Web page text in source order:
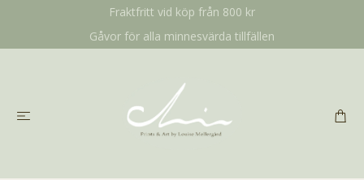
Fraktfritt vid köp från 800 kr
Gåvor för alla minnesvärda tillfällen